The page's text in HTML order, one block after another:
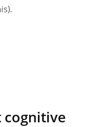
cognitive